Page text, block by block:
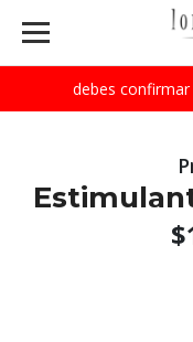
debes